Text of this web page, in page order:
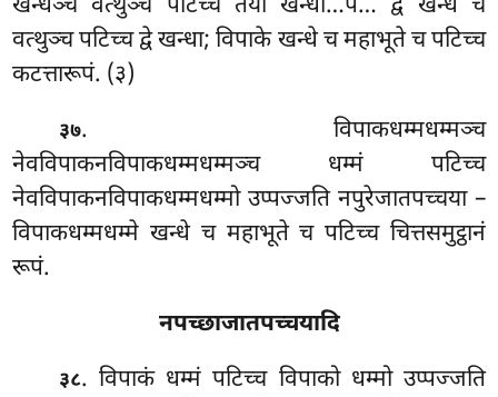
खन्धञ्च वत्थुञ्च पटिच्च तयो खन्धा…पे… द्वे खन्धे च
वत्थुञ्च पटिच्च द्वे खन्धा; विपाके खन्धे च महाभूते च पटिच्च
कटत्तारूपं. (३)
३७. विपाकधम्मधम्मञ्च
नेवविपाकनविपाकधम्मधम्मञ्च धम्मं पटिच्च
नेवविपाकनविपाकधम्मधम्मो उप्पज्जति नपुरेजातपच्चया –
विपाकधम्मधम्मे खन्धे च महाभूते च पटिच्च चित्तसमुट्ठानं
रूपं.
नपच्छाजातपच्चयादि
३८. विपाकं धम्मं पटिच्च विपाको धम्मो उप्पज्जति